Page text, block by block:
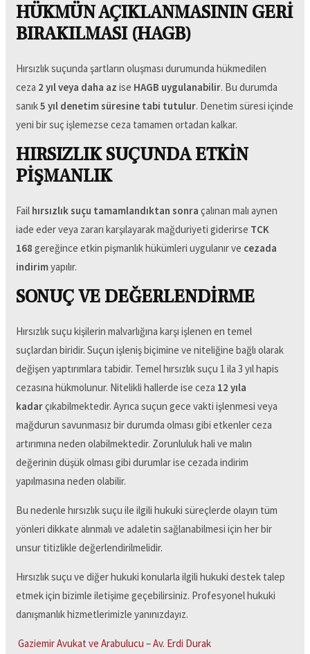
HÜKMÜN AÇIKLANMASININ GERİ
BIRAKILMASI (HAGB)
Hırsızlık suçunda şartların oluşması durumunda hükmedilen
ceza 2 yıl veya daha az ise HAGB uygulanabilir. Bu durumda
sanık5 yıl denetim süresine tabi tutulur. Denetim süresi içinde
yeni bir suç işlemezse ceza tamamen ortadan kalkar.
HIRSIZLIK SUÇUNDA ETKİN
PİŞMANLIK
Fail hırsızlık suçu tamamlandıktan sonra çalınan malı aynen
iade eder veya zararı karşılayarak mağduriyeti giderirse TCK
168 gereğince etkin pişmanlık hükümleri uygulanır ve cezada
indirimyapılır.
SONUÇ VE DEĞERLENDİRME
Hırsızlık suçu kişilerin malvarlığına karşı işlenen en temel
suçlardan biridir. Suçun işleniş biçimine ve niteliğine bağlı olarak
değişen yaptırımlara tabidir. Temel hırsızlık suçu 1 ila 3 yıl hapis
cezasına hükmolunur. Nitelikli hallerde ise ceza 12 yıla
kadarçıkabilmektedir. Ayrıca suçun gece vakti işlenmesi veya
mağdurun savunmasız bir durumda olması gibi etkenler ceza
artırımına neden olabilmektedir. Zorunluluk hali ve malın
değerinin düşük olması gibi durumlar ise cezada indirim
yapılmasına neden olabilir.
Bu nedenle hırsızlık suçu ile ilgili hukuki süreçlerde olayın tüm
yönleri dikkate alınmalı ve adaletin sağlanabilmesi için her bir
unsur titizlikle değerlendirilmelidir.
Hırsızlık suçu ve diğer hukuki konularla ilgili hukuki destek talep
etmek için bizimle iletişime geçebilirsiniz. Profesyonel hukuki
danışmanlık hizmetlerimizle yanınızdayız.
Gaziemir Avukat ve Arabulucu – Av. Erdi Durak